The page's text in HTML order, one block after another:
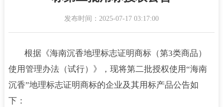
发布时间：2025-07-17 03:17:00
根据《海南沉香地理标志证明商标（第3类商品）
使用管理办法（试行）》，现将第二批授权使用“海南
沉香”地理标志证明商标的企业及其用标产品公告如
下：